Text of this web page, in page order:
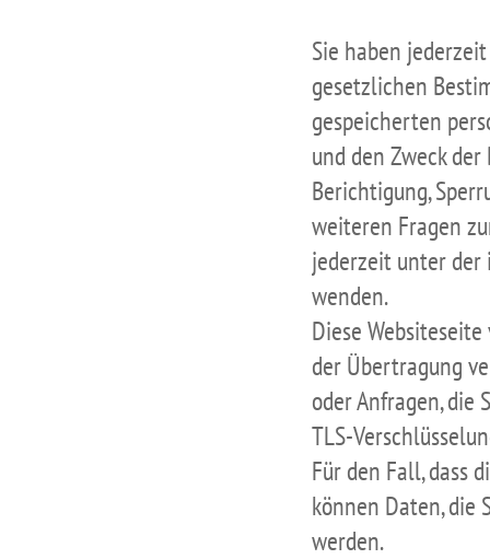
Sie haben
gesetzlichen
gespeicherten
und den Zweck
Berichtigung,
weiteren Fragen
jederzeit unter der
wenden.
Diese
der Übertragung
oder Anfragen, die
TLS-
Für den Fall, dass
können Daten,
werden.